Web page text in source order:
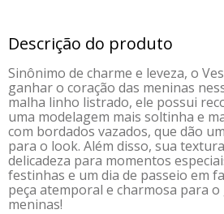
Descrição do produto
Sinônimo de charme e leveza, o
ganhar o coração das meninas
malha linho listrado, ele possui
uma modelagem mais soltinha e
com bordados vazados, que dão
para o look. Além disso, sua
delicadeza para momentos
festinhas e um dia de passeio em
peça atemporal e charmosa para
meninas!